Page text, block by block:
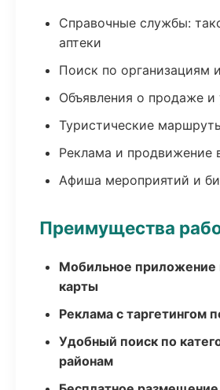
Справочные службы:
аптеки
Поиск по организациям
Объявления о продаже и
Туристические
Реклама и продвижение
Афиша мероприятий и
Преимущества
Мобильное приложение
карты
Реклама с таргетингом
Удобный поиск по
районам